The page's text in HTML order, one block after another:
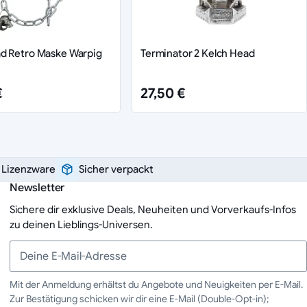
Retro Maske Warpig Terminator 2 Kelch Head
27,50 €
Sicher verpackt
Newsletter
Sichere dir exklusive Deals, Neuheiten und Vorverkaufs-Infos
zu deinen Lieblings-Universen.
Deine E-Mail-Adresse
Mit der Anmeldung erhältst du Angebote und Neuigkeiten per E-Mail.
Zur Bestätigung schicken wir dir eine E-Mail (Double-Opt-in);